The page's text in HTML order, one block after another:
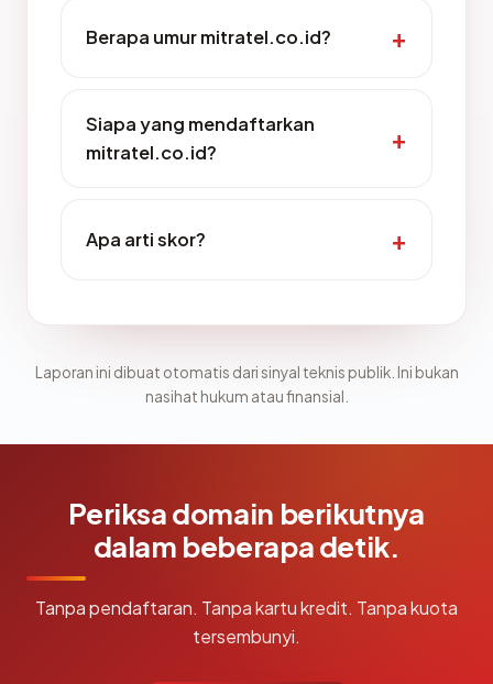
Berapa umur mitratel.co.id?
Siapa yang mendaftarkan
mitratel.co.id?
Apa arti skor?
Laporan ini dibuat otomatis dari sinyal teknis publik. Ini bukan
nasihat hukum atau finansial.
Periksa domain berikutnya
dalam beberapa detik.
Tanpa pendaftaran. Tanpa kartu kredit. Tanpa kuota
tersembunyi.